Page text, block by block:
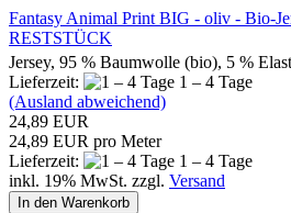
Fantasy Animal Print BIG - oliv - Bio-
RESTSTÜCK
Jersey, 95 % Baumwolle (bio), 5 %
Lieferzeit:
1 – 4 Tage
(Ausland abweichend)
24,89 EUR
24,89 EUR pro Meter
Lieferzeit:
1 – 4 Tage
inkl. 19% MwSt. zzgl. Versand
In den Warenkorb